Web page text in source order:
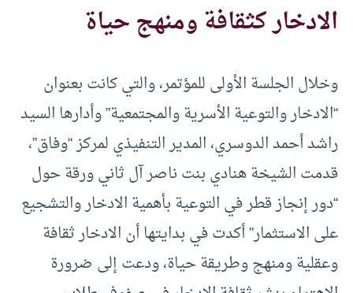
الادخار كثقافة ومنهج حياة
وخلال الجلسة الأولى للمؤتمر، والتي كانت بعنوان
“الادخار والتوعية الأسرية والمجتمعية” وأدارها السيد
راشد أحمد الدوسري، المدير التنفيذي لمركز “وفاق”،
قدمت الشيخة هنادي بنت ناصر آل ثاني ورقة حول
“دور إنجاز قطر في التوعية بأهمية الادخار والتشجيع
على الاستثمار” أكدت في بدايتها أن الادخار ثقافة
وعقلية ومنهج وطريقة حياة، ودعت إلى ضرورة